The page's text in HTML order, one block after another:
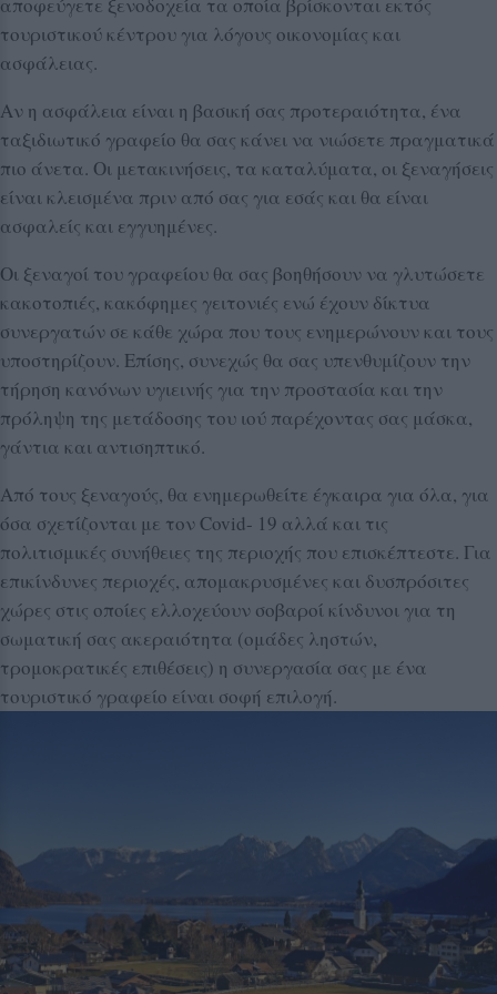
τουριστικού κέντρου για λόγους οικονομίας και
ασφάλειας.
Αν η ασφάλεια είναι η βασική σας προτεραιότητα, ένα
ταξιδιωτικό γραφείο θα σας κάνει να νιώσετε πραγματικά
πιο άνετα. Οι μετακινήσεις, τα καταλύματα, οι ξεναγήσεις
είναι κλεισμένα πριν από σας για εσάς και θα είναι
ασφαλείς και εγγυημένες.
Οι ξεναγοί του γραφείου θα σας βοηθήσουν να γλυτώσετε
κακοτοπιές, κακόφημες γειτονιές ενώ έχουν δίκτυα
συνεργατών σε κάθε χώρα που τους ενημερώνουν και τους
υποστηρίζουν. Επίσης, συνεχώς θα σας υπενθυμίζουν την
τήρηση κανόνων υγιεινής για την προστασία και την
πρόληψη της μετάδοσης του ιού παρέχοντας σας μάσκα,
γάντια και αντισηπτικό.
Από τους ξεναγούς, θα ενημερωθείτε έγκαιρα για όλα, για
όσα σχετίζονται με τον Covid- 19 αλλά και τις
πολιτισμικές συνήθειες της περιοχής που επισκέπτεστε. Για
επικίνδυνες περιοχές, απομακρυσμένες και δυσπρόσιτες
χώρες στις οποίες ελλοχεύουν σοβαροί κίνδυνοι για τη
σωματική σας ακεραιότητα (ομάδες ληστών,
τρομοκρατικές επιθέσεις) η συνεργασία σας με ένα
τουριστικό γραφείο είναι σοφή επιλογή.